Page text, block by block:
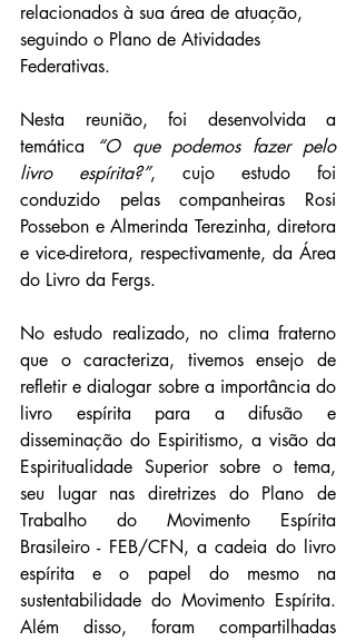
relacionados à sua área de atuação,
seguindo o Plano de Atividades
Federativas.
Nesta reunião, foi desenvolvida a
temática
“O que podemos fazer pelo
livro espírita?”, cujo estudo foi
conduzido pelas companheiras Rosi
Possebon e Almerinda Terezinha, diretora
e vice-diretora, respectivamente, da Área
do Livro da Fergs.
No estudo realizado, no clima fraterno
que o caracteriza, tivemos ensejo de
refletir e dialogar sobre a importância do
livro espírita para a difusão e
disseminação do Espiritismo, a visão da
Espiritualidade Superior sobre o tema,
seu lugar nas diretrizes do Plano de
Trabalho do Movimento Espírita
Brasileiro - FEB/CFN, a cadeia do livro
espírita e o papel do mesmo na
sustentabilidade do Movimento Espírita.
Além disso, foram compartilhadas